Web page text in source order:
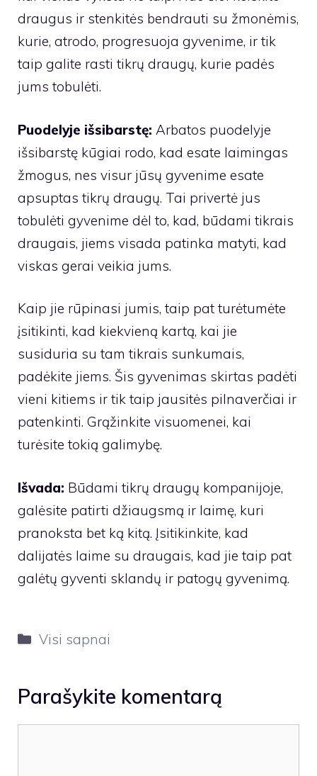
draugus ir stenkitės bendrauti su žmonėmis,
kurie, atrodo, progresuoja gyvenime, ir tik
taip galite rasti tikrų draugų, kurie padės
jums tobulėti.
Puodelyje išsibarstę: Arbatos puodelyje
išsibarstę kūgiai rodo, kad esate laimingas
žmogus, nes visur jūsų gyvenime esate
apsuptas tikrų draugų. Tai privertė jus
tobulėti gyvenime dėl to, kad, būdami tikrais
draugais, jiems visada patinka matyti, kad
viskas gerai veikia jums.
Kaip jie rūpinasi jumis, taip pat turėtumėte
įsitikinti, kad kiekvieną kartą, kai jie
susiduria su tam tikrais sunkumais,
padėkite jiems. Šis gyvenimas skirtas padėti
vieni kitiems ir tik taip jausitės pilnaverčiai ir
patenkinti. Grąžinkite visuomenei, kai
turėsite tokią galimybę.
Išvada: Būdami tikrų draugų kompanijoje,
galėsite patirti džiaugsmą ir laimę, kuri
pranoksta bet ką kitą. Įsitikinkite, kad
dalijatės laime su draugais, kad jie taip pat
galėtų gyventi sklandų ir patogų gyvenimą.
Kategorijos
Visi sapnai
Parašykite komentarą